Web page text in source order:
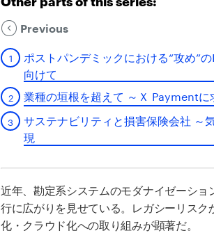
Previous
ポストパンデミックにおける“攻め”
向けて
業種の垣根を超えて ～Ｘ Paymentに
サステナビリティと損害保険会社 ～
現
近年、勘定系システムのモダナイゼーシ
行に広がりを見せている。 レガシーリス
化・クラウド化への取り組みが顕著だ。